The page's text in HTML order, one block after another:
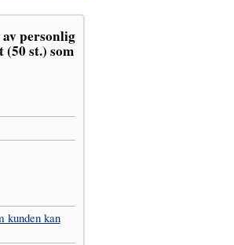
personlig
st.) som
kunden kan